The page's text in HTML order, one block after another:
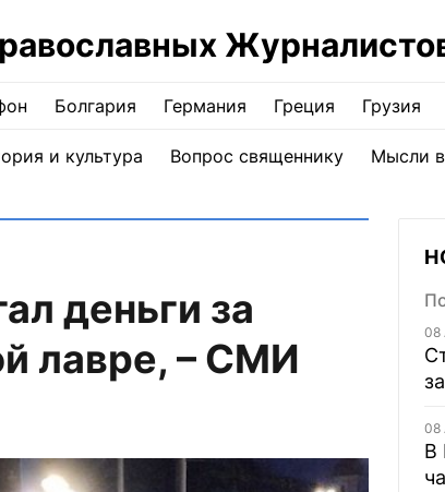
Болгария Германия Греция Грузия
и культура Вопрос священнику Мысли
деньги за
лавре, – СМИ
08
08
В